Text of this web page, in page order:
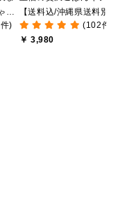
け
送
)
【送料込/沖縄県送料別
途】【化粧箱包装付/オン
ライン限定】
(102件)
￥ 3,980